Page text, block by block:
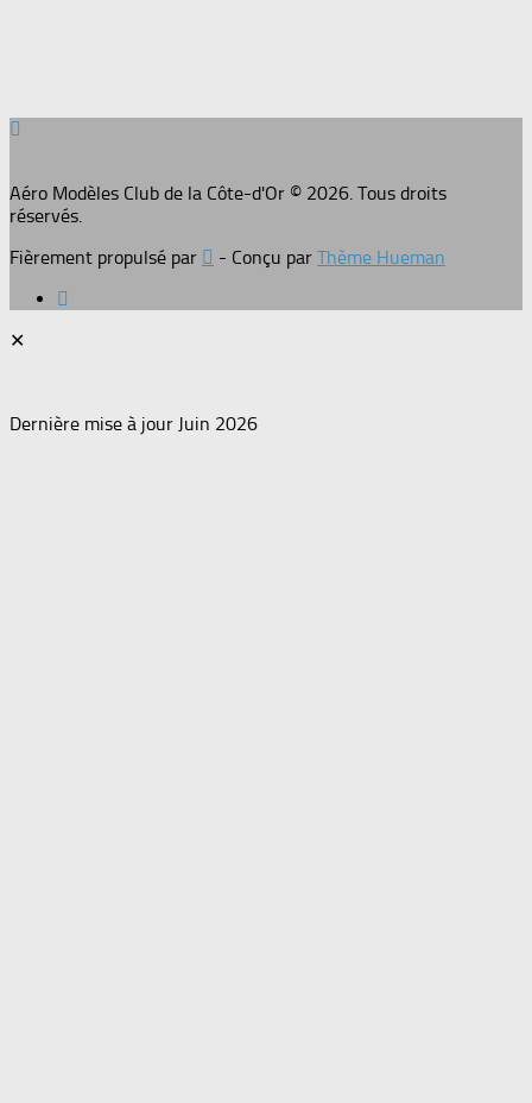
Aéro Modèles Club de la Côte-d'Or © 2026. Tous droits
réservés.
Fièrement propulsé par
- Conçu par Thème Hueman
✕
Dernière mise à jour Juin 2026